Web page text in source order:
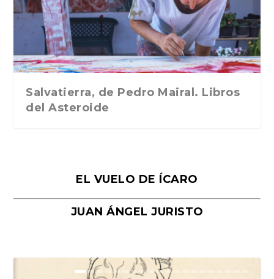
Traducción de Car...
Libros del Asteroid...
mi vida». Esthe...
Collin. Traducci...
Bocaccio
Salvatierra, de Pedro Mairal. Libros
del Asteroide
EL VUELO DE ÍCARO
JUAN ÁNGEL JURISTO